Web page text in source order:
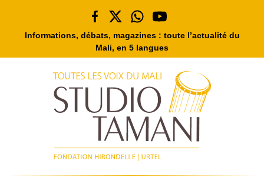
Informations, débats, magazines : toute l’actualité du
Mali, en 5 langues